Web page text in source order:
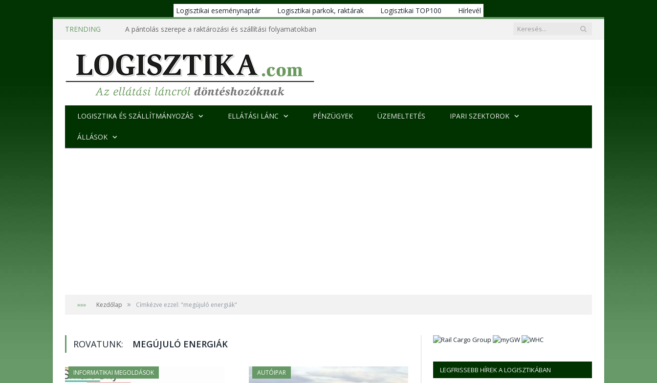
Logisztikai eseménynaptár Logisztikai parkok, raktárak Logisztikai TOP100
Hírlevél
TRENDING
A pántolás szerepe a raktározási és szállítási folyamatokban
LOGISZTIKA ÉS SZÁLLÍTMÁNYOZÁS ELLÁTÁSI LÁNC PÉNZÜGYEK ÜZEMELTETÉS IPARI SZEKTOROK
ÁLLÁSOK
»»» Kezdőlap » Címkézve ezzel: "megújuló energiák"
ROVATUNK: MEGÚJULÓ ENERGIÁK
INFORMATIKAI MEGOLDÁSOK AUTÓIPAR LEGFRISSEBB HÍREK A LOGISZTIKÁBAN